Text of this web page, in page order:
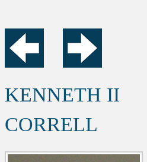
KENNETH II
CORRELL